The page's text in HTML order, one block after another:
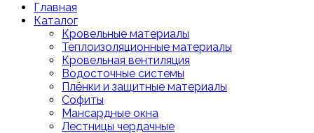
Главная
Каталог
Кровельные материалы
Теплоизоляционные материалы
Кровельная вентиляция
Водосточные системы
Плёнки и защитные материалы
Софиты
Мансардные окна
Лестницы чердачные